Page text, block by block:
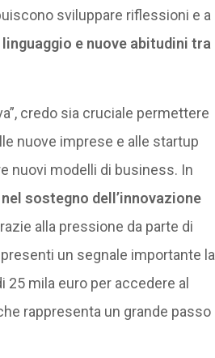
sviluppare riflessioni e a
e nuove abitudini tra
credo sia cruciale permettere
nuove imprese e alle startup
nuovi modelli di business. In
sostegno dell’innovazione
alla pressione da parte di
un segnale importante la
25 mila euro per accedere al
rappresenta un grande passo